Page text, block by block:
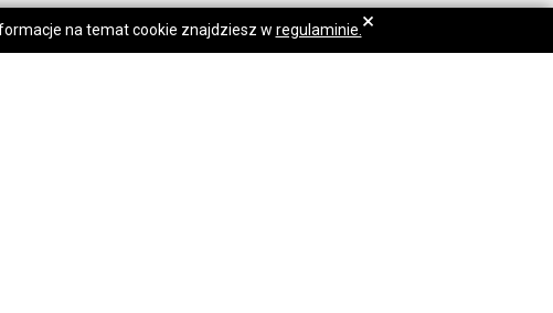
na temat cookie znajdziesz w regulaminie. ×